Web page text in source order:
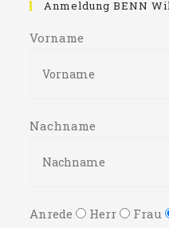
Anmeldung BENN
Vorname
Nachname
Anrede Herr Frau